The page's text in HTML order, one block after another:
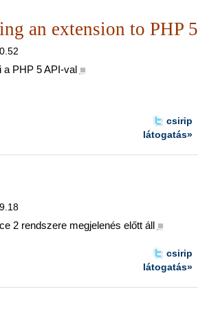
an extension to PHP 5
a PHP 5 API-val ■
csirip
látogatás»
2 rendszere megjelenés előtt áll ■
csirip
látogatás»